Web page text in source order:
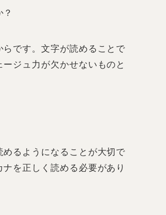
です。文字が読めることで
ジュ力が欠かせないものと
るようになることが大切で
を正しく読める必要があり